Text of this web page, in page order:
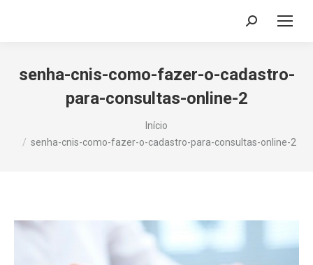
Search:
senha-cnis-como-fazer-o-cadastro-
para-consultas-online-2
Início
senha-cnis-como-fazer-o-cadastro-para-consultas-online-2